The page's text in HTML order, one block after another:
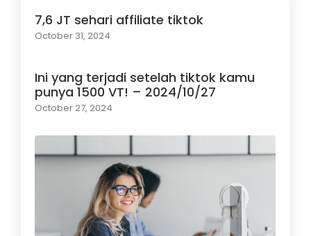
7,6 JT sehari affiliate tiktok
October 31, 2024
Ini yang terjadi setelah tiktok kamu
punya 1500 VT! – 2024/10/27
October 27, 2024